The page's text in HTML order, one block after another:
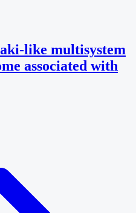
like multisystem
associated with